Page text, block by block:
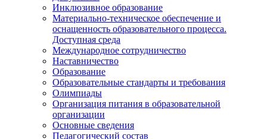
Инклюзивное образование
Материально-техническое обеспечение и
оснащенность образовательного процесса.
Доступная среда
Международное сотрудничество
Наставничество
Образование
Образовательные стандарты и требования
Олимпиады
Организация питания в образовательной
организации
Основные сведения
Педагогический состав